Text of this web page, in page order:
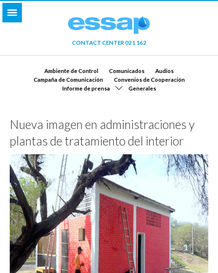
CONTACT CENTER 021 162
Ambiente de Control Comunicados
Audios
Campaña de Comunicación
Convenios de Cooperación
Informe de prensa
Generales
Nueva imagen en administraciones y
plantas de tratamiento del interior